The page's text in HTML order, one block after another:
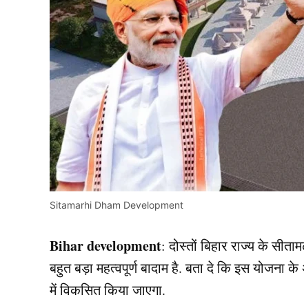
Sitamarhi Dham Development
Bihar development: दोस्तों बिहार राज्य के
बहुत बड़ा महत्वपूर्ण बादाम है. बता दे कि इस
में विकसित किया जाएगा.